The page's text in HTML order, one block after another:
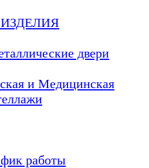
двери
и Медицинская
работы